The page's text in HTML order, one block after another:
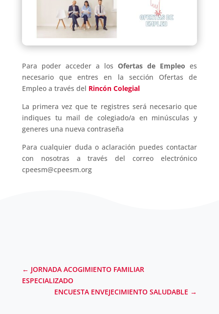
Para poder acceder a losOfertas de Empleo es
necesario que entres en la sección Ofertas de
Empleo a través del Rincón Colegial
La primera vez que te registres será necesario que
indiques tu mail de colegiado/a en minúsculas y
generes una nueva contraseña
Para cualquier duda o aclaración puedes contactar
con nosotras a través del correo electrónico
cpeesm@cpeesm.org
← JORNADA ACOGIMIENTO FAMILIAR
ESPECIALIZADO
ENCUESTA ENVEJECIMIENTO SALUDABLE →